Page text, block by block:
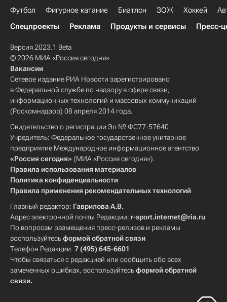
Футбол Фигурное катание Биатлон ЗОЖ Хоккей
Спецпроекты
Реклама Продукты и сервисы Пресс-
Версия 2023.1 Beta
© 2026 МИА «Россия сегодня»
Вакансии
Сетевое издание РИА Новости зарегистрировано
в Федеральной службе по надзору в сфере связи,
информационных технологий и массовых коммуникаций
(Роскомнадзор) 08 апреля 2014 года.
Свидетельство о регистрации Эл № ФС77-57640
Учредитель: Федеральное государственное унитарное
предприятие Международное информационное агентство
«Россия сегодня» (МИА «Россия сегодня»).
Правила использования материалов
Политика конфиденциальности
Правила применения рекомендательных технологий
Главный редактор: Гаврилова А.В.
Адрес электронной почты Редакции: r-sport.internet@ria.ru
По вопросам размещения пресс-релизов и рекламы
воспользуйтесьформой обратной связи
Телефон Редакции: 7 (495) 645-6601
Чтобы связаться с редакцией или сообщить обо всех
замеченных ошибках, воспользуйтесьформой обратной
связи.